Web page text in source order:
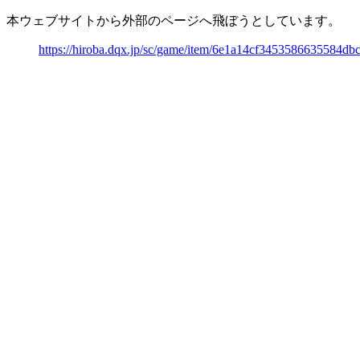
本ウェブサイトから外部のページへ飛ぼうとしています。
https://hiroba.dqx.jp/sc/game/item/